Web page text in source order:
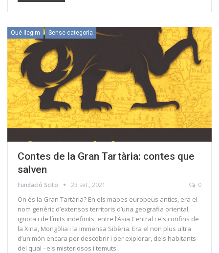
Què llegim Sense categoria
Contes de la Gran Tartària: contes que
salven
Fundació Scito 23 set., 2021 0
On és la Gran Tartària? En els mapes europeus antics, era el
nom genèric d’extensos territoris d’una geografia oriental,
ignota i de límits indefinits, entre l’Àsia Central i els confins de
la Xina, Mongòlia i la immensa Sibèria. Era el non plus ultra
d’un món encara per descobrir i per explorar, dels habitants
del qual –els misteriosos i temuts…